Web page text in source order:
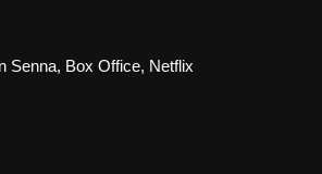
perfection
Senna, Box Office, Netflix